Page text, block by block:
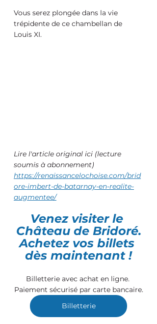
Vous serez plongée dans la vie
trépidente de ce chambellan de
Louis XI.
Lire l'article original ici (lecture
soumis à abonnement)
https://renaissancelochoise.com/brid
ore-imbert-de-batarnay-en-realite-
augmentee/
Venez visiter le
Château de Bridoré.
Achetez vos billets
dès maintenant !
Billetterie avec achat en ligne.
Paiement sécurisé par carte bancaire.
Billetterie